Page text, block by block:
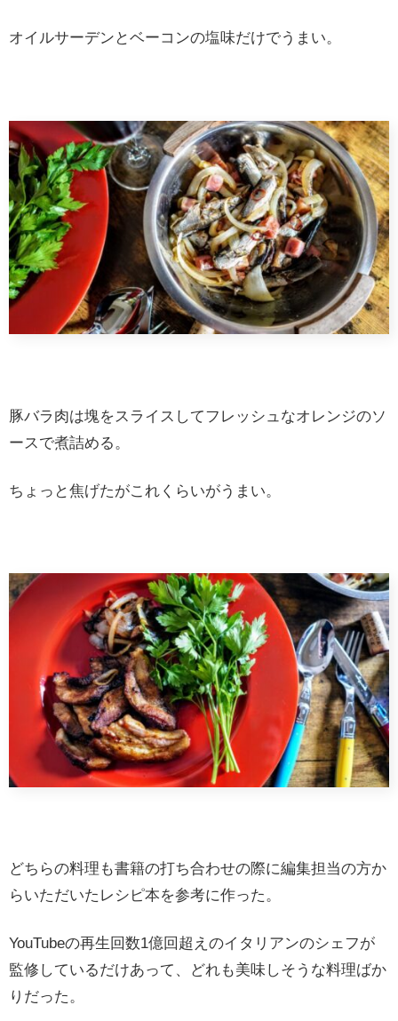
オイルサーデンとベーコンの塩味だけでうまい。
豚バラ肉は塊をスライスしてフレッシュなオレンジのソ
ースで煮詰める。
ちょっと焦げたがこれくらいがうまい。
どちらの料理も書籍の打ち合わせの際に編集担当の方か
らいただいたレシピ本を参考に作った。
YouTubeの再生回数1億回超えのイタリアンのシェフが
監修しているだけあって、どれも美味しそうな料理ばか
りだった。